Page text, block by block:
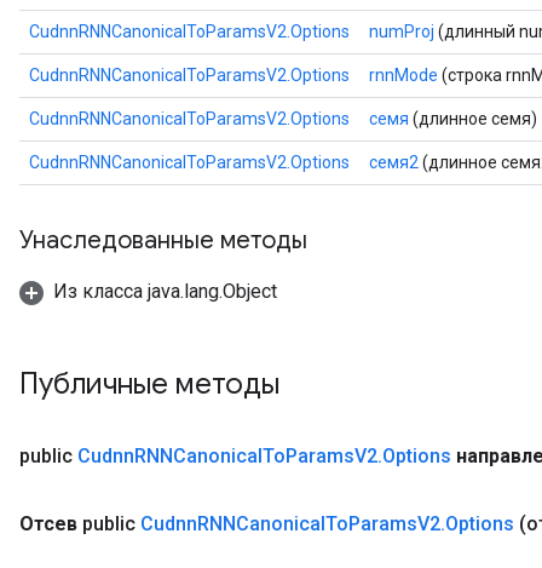
CudnnRNNCanonicalToParamsV2.Options numProj (длинный
CudnnRNNCanonicalToParamsV2.Options rnnMode (строка
CudnnRNNCanonicalToParamsV2.Options семя (длинное семя)
CudnnRNNCanonicalToParamsV2.Options семя2 (длинное
Унаследованные методы
Из класса java.lang.Object
Публичные методы
public CudnnRNNCanonicalToParamsV2.Options
Отсев public CudnnRNNCanonicalToParamsV2.Options